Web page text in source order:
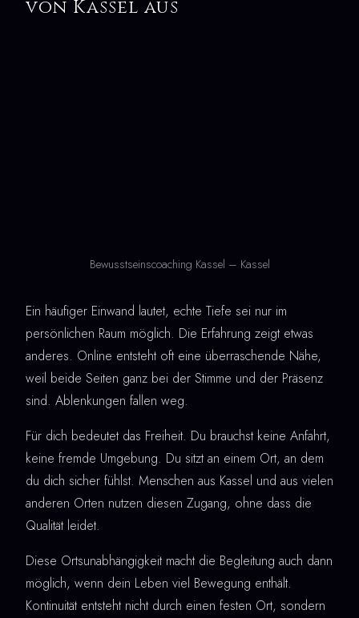
von Kassel aus
Bewusstseinscoaching Kassel – Kassel
Ein häufiger Einwand lautet, echte Tiefe sei nur im
persönlichen Raum möglich. Die Erfahrung zeigt etwas
anderes. Online entsteht oft eine überraschende Nähe,
weil beide Seiten ganz bei der Stimme und der Präsenz
sind. Ablenkungen fallen weg.
Für dich bedeutet das Freiheit. Du brauchst keine Anfahrt,
keine fremde Umgebung. Du sitzt an einem Ort, an dem
du dich sicher fühlst. Menschen aus Kassel und aus vielen
anderen Orten nutzen diesen Zugang, ohne dass die
Qualität leidet.
Diese Ortsunabhängigkeit macht die Begleitung auch dann
möglich, wenn dein Leben viel Bewegung enthält.
Kontinuität entsteht nicht durch einen festen Ort, sondern